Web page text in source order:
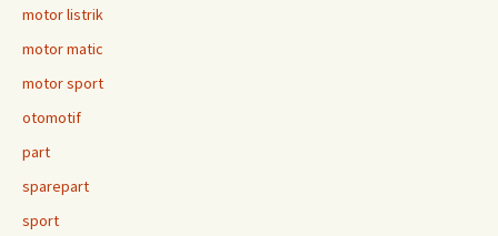
motor listrik
motor matic
motor sport
otomotif
part
sparepart
sport